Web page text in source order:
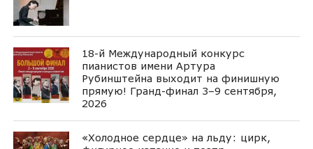
18-й Международный конкурс
пианистов имени Артура
Рубинштейна выходит на финишную
прямую! Гранд-финал 3–9 сентября,
2026
«Холодное сердце» на льду: цирк,